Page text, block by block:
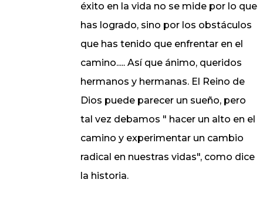
éxito en la vida no se mide por lo que
has logrado, sino por los obstáculos
que has tenido que enfrentar en el
camino..... Así que ánimo, queridos
hermanos y hermanas. El Reino de
Dios puede parecer un sueño, pero
tal vez debamos " hacer un alto en el
camino y experimentar un cambio
radical en nuestras vidas", como dice
la historia.